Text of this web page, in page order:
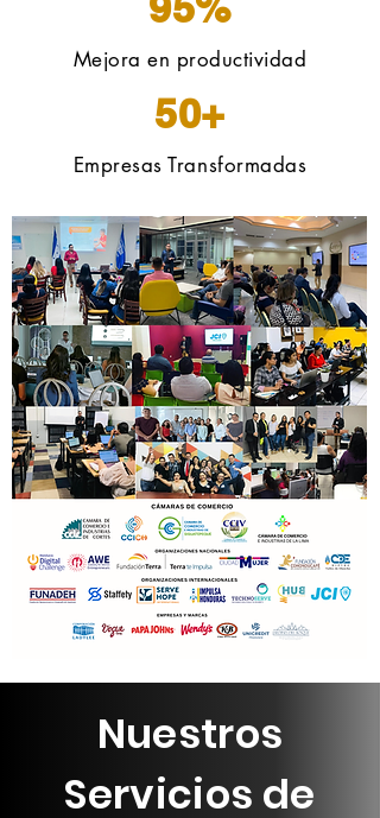
Mejora en productividad
50+
Empresas Transformadas
Nuestros
Servicios de